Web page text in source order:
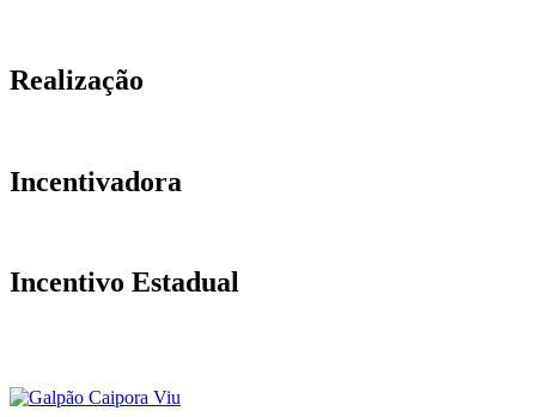
Realização
Incentivadora
Incentivo Estadual